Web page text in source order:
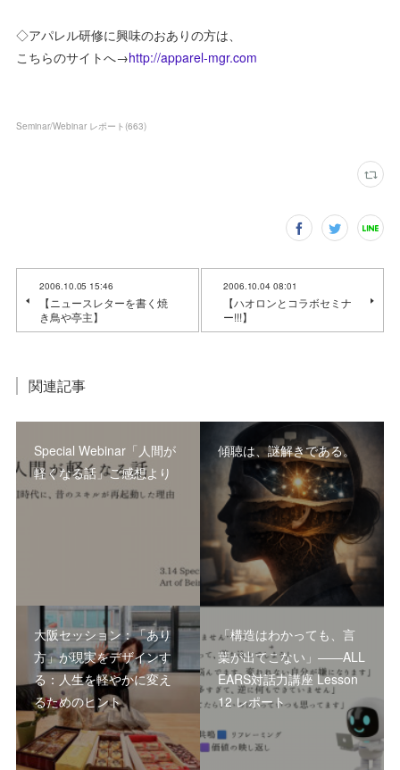
◇アパレル研修に興味のおありの方は、
こちらのサイトへ→http://apparel-mgr.com
Seminar/Webinar レポート (663)
2006.10.05 15:46
【ニュースレターを書く焼
き鳥や亭主】
2006.10.04 08:01
【ハオロンとコラボセミナ
ー!!!】
関連記事
Special Webinar「人間が
軽くなる話」ご感想より
傾聴は、謎解きである。
大阪セッション：「あり
方」が現実をデザインす
る：人生を軽やかに変え
るためのヒント
「構造はわかっても、言
葉が出てこない」――ALL
EARS対話力講座 Lesson
12 レポート